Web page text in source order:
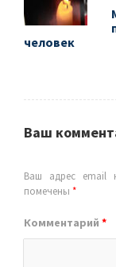
человек
Ваш
Ваш адрес email
помечены *
Комментарий *